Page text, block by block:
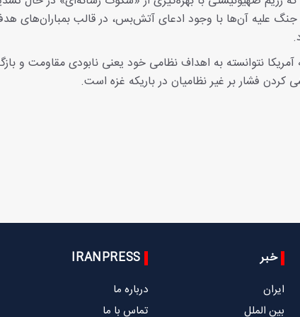
علیه آن‌ها با وجود ادعای آتش‌بس، در قالب بمباران‌های
با حمایت‌های همه‌جانبه آمریکا نتوانسته به اهداف نظامی خود یعنی نابودی مقاومت و
فشار بر غیر نظامیان در باریکه غزه است.
خبر
ایران
بین الملل
IRANPRESS
درباره ما
تماس با ما